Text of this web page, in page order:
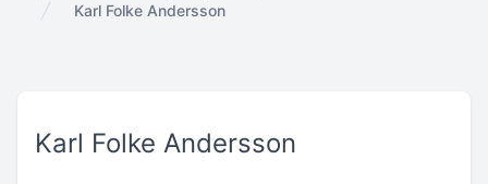
Karl Folke Andersson
Karl Folke Andersson